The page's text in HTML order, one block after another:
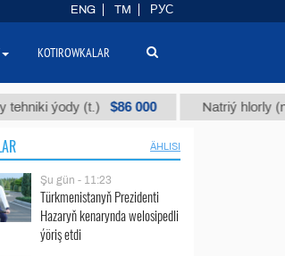
ýody (t.) $86 000 Natriý hlorly (nahar
ÄHLISI
Şu gün - 11:23
Türkmenistanyň Prezidenti
Hazaryň kenarynda welosipedli
ýöriş etdi
ENG TM РУС
KOTIROWKALAR